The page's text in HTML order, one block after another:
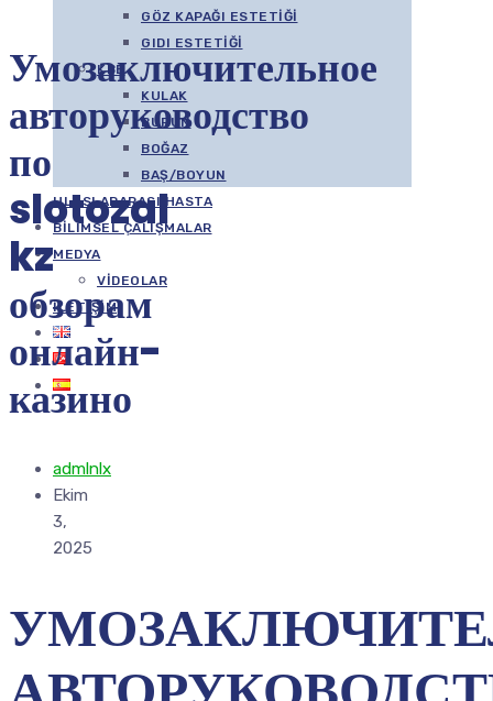
GÖZ KAPAĞI ESTETIĞI
GIDI ESTETIĞI
KBB
KULAK
BURUN
BOĞAZ
BAŞ/BOYUN
ULUSLARARASI HASTA
BILIMSEL ÇALIŞMALAR
MEDYA
VIDEOLAR
İLETIŞIM
Умозаключительное
авторуководство
по
slotozal
kz
обзорам
онлайн-
казино
admlnlx
Ekim
3,
2025